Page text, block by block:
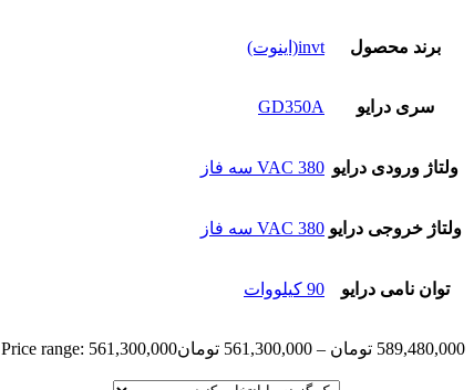
برند محصول invt(اینوت)
سری درایو GD350A
ولتاژ ورودی درایو 380 VAC سه فاز
ولتاژ خروجی درایو 380 VAC سه فاز
توان نامی درایو 90 کیلووات
589,480,000 تومان –
561,300,000 تومانPrice range: 561,300,000 تومان through 589,480,000 تومان